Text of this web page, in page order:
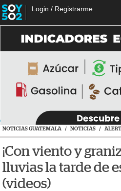
Login / Registrarme
NOTICIAS GUATEMALA / NOTICIAS /
¡Con viento y
lluvias la tarde de
(videos)